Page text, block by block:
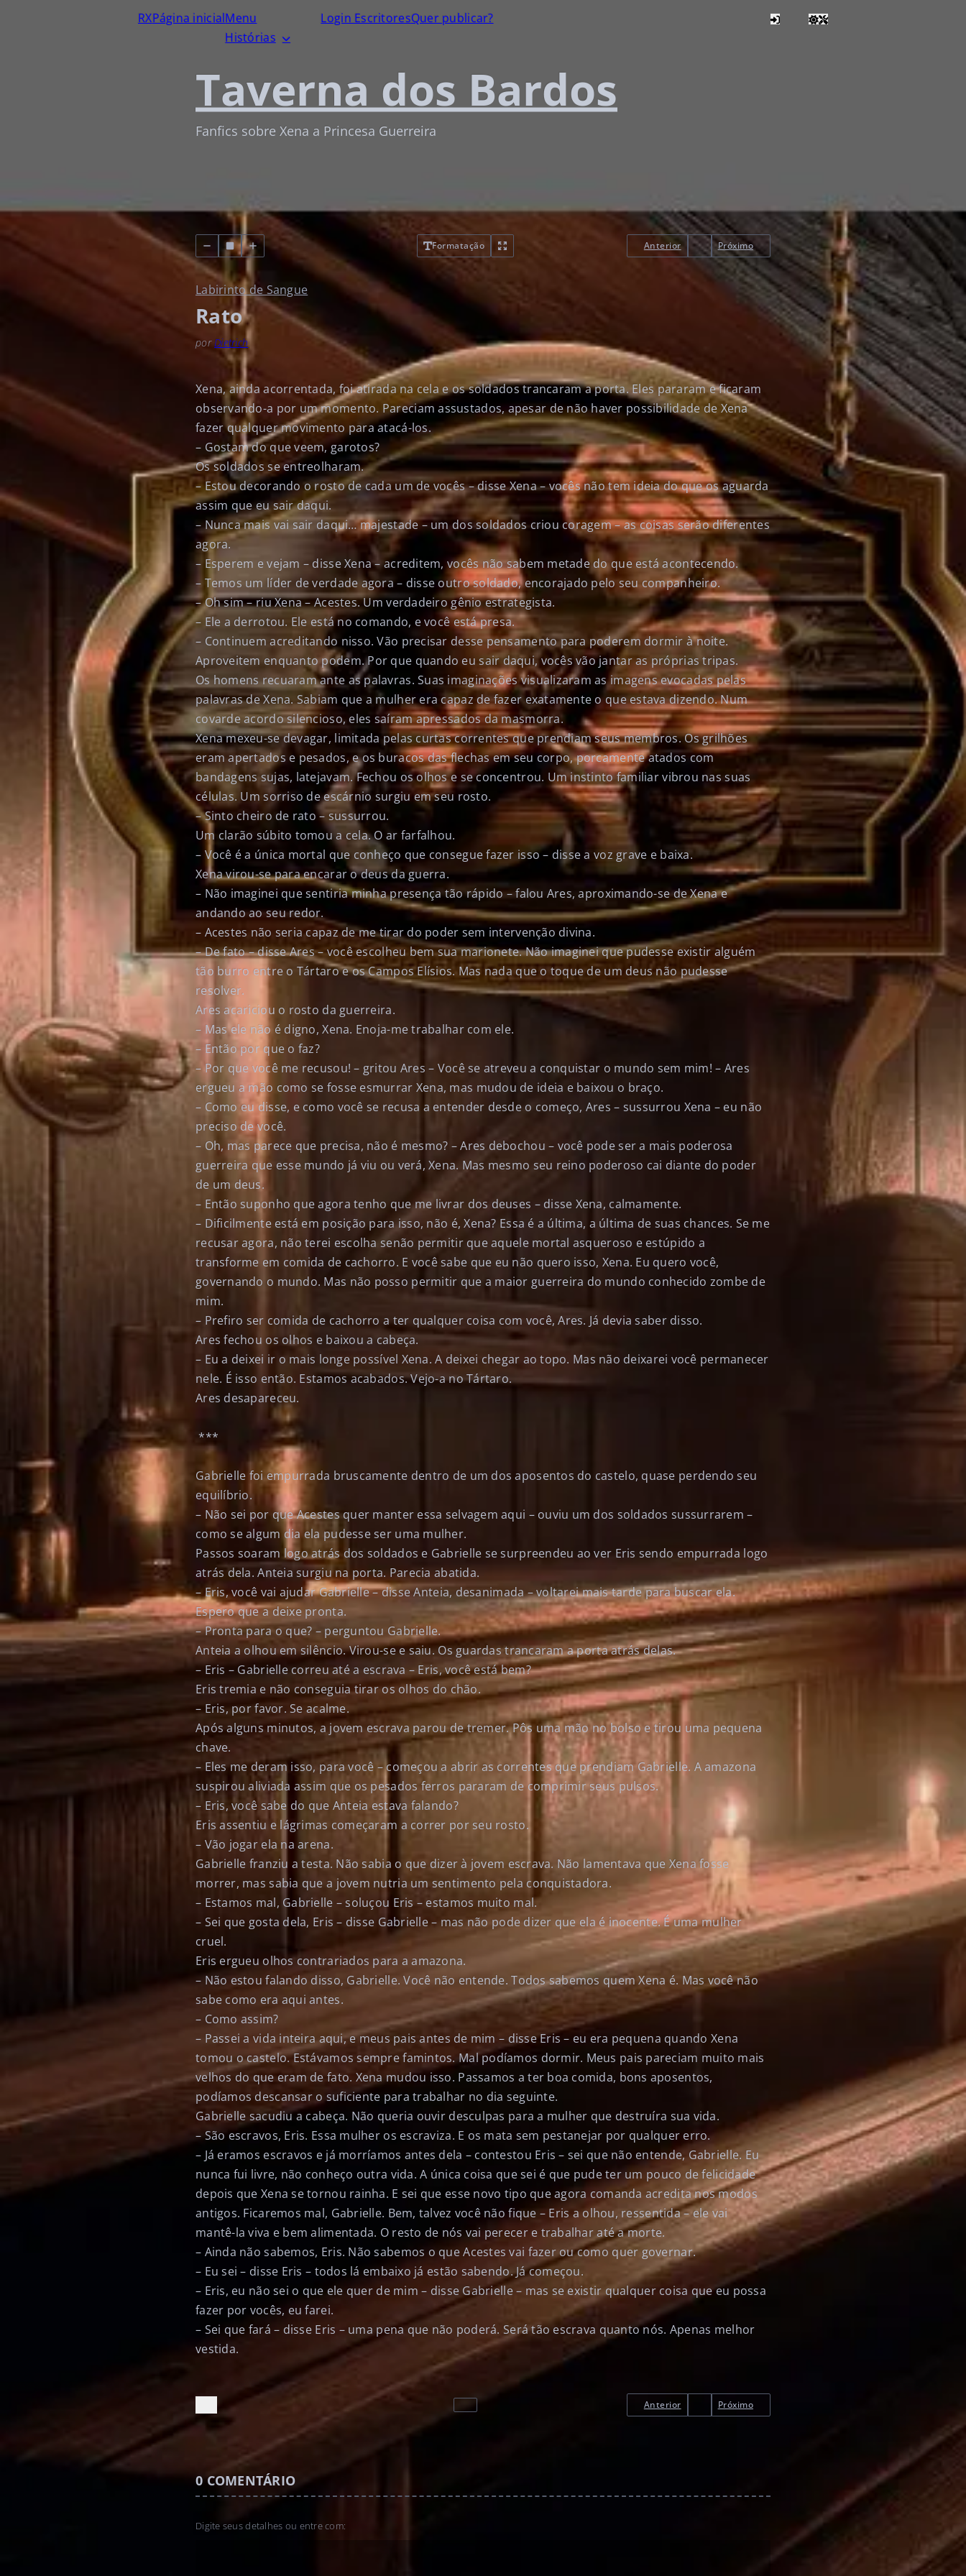
RXPágina inicialMenu
Histórias
Login EscritoresQuer publicar?
Taverna dos Bardos
Fanfics sobre Xena a Princesa Guerreira
Formatação Anterior Próximo
Labirinto de Sangue
Rato
porDietrich
Xena, ainda acorrentada, foi atirada na cela e os soldados trancaram a porta. Eles pararam e ficaram
observando-a por um momento. Pareciam assustados, apesar de não haver possibilidade de Xena
fazer qualquer movimento para atacá-los.
– Gostam do que veem, garotos?
Os soldados se entreolharam.
– Estou decorando o rosto de cada um de vocês – disse Xena – vocês não tem ideia do que os aguarda
assim que eu sair daqui.
– Nunca mais vai sair daqui… majestade – um dos soldados criou coragem – as coisas serão diferentes
agora.
– Esperem e vejam – disse Xena – acreditem, vocês não sabem metade do que está acontecendo.
– Temos um líder de verdade agora – disse outro soldado, encorajado pelo seu companheiro.
– Oh sim – riu Xena – Acestes. Um verdadeiro gênio estrategista.
– Ele a derrotou. Ele está no comando, e você está presa.
– Continuem acreditando nisso. Vão precisar desse pensamento para poderem dormir à noite.
Aproveitem enquanto podem. Por que quando eu sair daqui, vocês vão jantar as próprias tripas.
Os homens recuaram ante as palavras. Suas imaginações visualizaram as imagens evocadas pelas
palavras de Xena. Sabiam que a mulher era capaz de fazer exatamente o que estava dizendo. Num
covarde acordo silencioso, eles saíram apressados da masmorra.
Xena mexeu-se devagar, limitada pelas curtas correntes que prendiam seus membros. Os grilhões
eram apertados e pesados, e os buracos das flechas em seu corpo, porcamente atados com
bandagens sujas, latejavam. Fechou os olhos e se concentrou. Um instinto familiar vibrou nas suas
células. Um sorriso de escárnio surgiu em seu rosto.
– Sinto cheiro de rato – sussurrou.
Um clarão súbito tomou a cela. O ar farfalhou.
– Você é a única mortal que conheço que consegue fazer isso – disse a voz grave e baixa.
Xena virou-se para encarar o deus da guerra.
– Não imaginei que sentiria minha presença tão rápido – falou Ares, aproximando-se de Xena e
andando ao seu redor.
– Acestes não seria capaz de me tirar do poder sem intervenção divina.
– De fato – disse Ares – você escolheu bem sua marionete. Não imaginei que pudesse existir alguém
tão burro entre o Tártaro e os Campos Elísios. Mas nada que o toque de um deus não pudesse
resolver.
Ares acariciou o rosto da guerreira.
– Mas ele não é digno, Xena. Enoja-me trabalhar com ele.
– Então por que o faz?
– Por que você me recusou! – gritou Ares – Você se atreveu a conquistar o mundo sem mim! – Ares
ergueu a mão como se fosse esmurrar Xena, mas mudou de ideia e baixou o braço.
– Como eu disse, e como você se recusa a entender desde o começo, Ares – sussurrou Xena – eu não
preciso de você.
– Oh, mas parece que precisa, não é mesmo? – Ares debochou – você pode ser a mais poderosa
guerreira que esse mundo já viu ou verá, Xena. Mas mesmo seu reino poderoso cai diante do poder
de um deus.
– Então suponho que agora tenho que me livrar dos deuses – disse Xena, calmamente.
– Dificilmente está em posição para isso, não é, Xena? Essa é a última, a última de suas chances. Se me
recusar agora, não terei escolha senão permitir que aquele mortal asqueroso e estúpido a
transforme em comida de cachorro. E você sabe que eu não quero isso, Xena. Eu quero você,
governando o mundo. Mas não posso permitir que a maior guerreira do mundo conhecido zombe de
mim.
– Prefiro ser comida de cachorro a ter qualquer coisa com você, Ares. Já devia saber disso.
Ares fechou os olhos e baixou a cabeça.
– Eu a deixei ir o mais longe possível Xena. A deixei chegar ao topo. Mas não deixarei você permanecer
nele. É isso então. Estamos acabados. Vejo-a no Tártaro.
Ares desapareceu.
***
Gabrielle foi empurrada bruscamente dentro de um dos aposentos do castelo, quase perdendo seu
equilíbrio.
– Não sei por que Acestes quer manter essa selvagem aqui – ouviu um dos soldados sussurrarem –
como se algum dia ela pudesse ser uma mulher.
Passos soaram logo atrás dos soldados e Gabrielle se surpreendeu ao ver Eris sendo empurrada logo
atrás dela. Anteia surgiu na porta. Parecia abatida.
– Eris, você vai ajudar Gabrielle – disse Anteia, desanimada – voltarei mais tarde para buscar ela.
Espero que a deixe pronta.
– Pronta para o que? – perguntou Gabrielle.
Anteia a olhou em silêncio. Virou-se e saiu. Os guardas trancaram a porta atrás delas.
– Eris – Gabrielle correu até a escrava – Eris, você está bem?
Eris tremia e não conseguia tirar os olhos do chão.
– Eris, por favor. Se acalme.
Após alguns minutos, a jovem escrava parou de tremer. Pôs uma mão no bolso e tirou uma pequena
chave.
– Eles me deram isso, para você – começou a abrir as correntes que prendiam Gabrielle. A amazona
suspirou aliviada assim que os pesados ferros pararam de comprimir seus pulsos.
– Eris, você sabe do que Anteia estava falando?
Eris assentiu e lágrimas começaram a correr por seu rosto.
– Vão jogar ela na arena.
Gabrielle franziu a testa. Não sabia o que dizer à jovem escrava. Não lamentava que Xena fosse
morrer, mas sabia que a jovem nutria um sentimento pela conquistadora.
– Estamos mal, Gabrielle – soluçou Eris – estamos muito mal.
– Sei que gosta dela, Eris – disse Gabrielle – mas não pode dizer que ela é inocente. É uma mulher
cruel.
Eris ergueu olhos contrariados para a amazona.
– Não estou falando disso, Gabrielle. Você não entende. Todos sabemos quem Xena é. Mas você não
sabe como era aqui antes.
– Como assim?
– Passei a vida inteira aqui, e meus pais antes de mim – disse Eris – eu era pequena quando Xena
tomou o castelo. Estávamos sempre famintos. Mal podíamos dormir. Meus pais pareciam muito mais
velhos do que eram de fato. Xena mudou isso. Passamos a ter boa comida, bons aposentos,
podíamos descansar o suficiente para trabalhar no dia seguinte.
Gabrielle sacudiu a cabeça. Não queria ouvir desculpas para a mulher que destruíra sua vida.
– São escravos, Eris. Essa mulher os escraviza. E os mata sem pestanejar por qualquer erro.
– Já eramos escravos e já morríamos antes dela – contestou Eris – sei que não entende, Gabrielle. Eu
nunca fui livre, não conheço outra vida. A única coisa que sei é que pude ter um pouco de felicidade
depois que Xena se tornou rainha. E sei que esse novo tipo que agora comanda acredita nos modos
antigos. Ficaremos mal, Gabrielle. Bem, talvez você não fique – Eris a olhou, ressentida – ele vai
mantê-la viva e bem alimentada. O resto de nós vai perecer e trabalhar até a morte.
– Ainda não sabemos, Eris. Não sabemos o que Acestes vai fazer ou como quer governar.
– Eu sei – disse Eris – todos lá embaixo já estão sabendo. Já começou.
– Eris, eu não sei o que ele quer de mim – disse Gabrielle – mas se existir qualquer coisa que eu possa
fazer por vocês, eu farei.
– Sei que fará – disse Eris – uma pena que não poderá. Será tão escrava quanto nós. Apenas melhor
vestida.
Anterior Próximo
0 COMENTÁRIO
Digite seus detalhes ou entre com: